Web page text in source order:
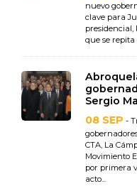
nuevo
clave para
que se
Sergio
08 SEP -
CTA, La
Movimiento
por primera
acto...